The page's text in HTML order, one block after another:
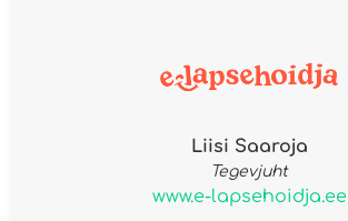
Liisi Saaroja
Tegevjuht
www.e-lapsehoidja.ee